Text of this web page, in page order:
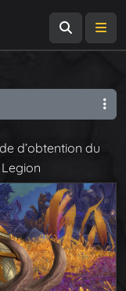
d’obtention du